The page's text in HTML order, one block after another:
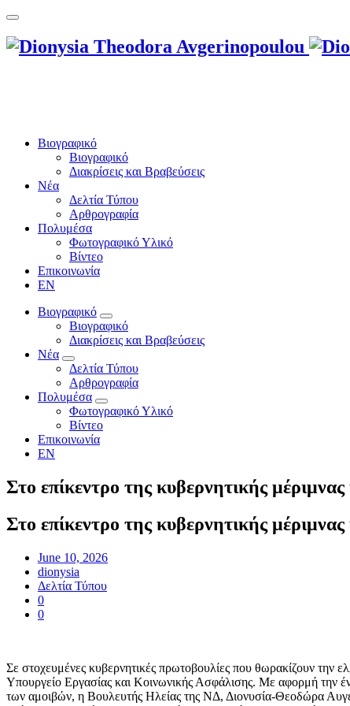
Βιογραφικό
Βιογραφικό
Διακρίσεις και Βραβεύσεις
Νέα
Δελτία Τύπου
Αρθρογραφία
Πολυμέσα
Φωτογραφικό Υλικό
Βίντεο
Επικοινωνία
EN
Βιογραφικό
Βιογραφικό
Διακρίσεις και Βραβεύσεις
Νέα
Δελτία Τύπου
Αρθρογραφία
Πολυμέσα
Φωτογραφικό Υλικό
Βίντεο
Επικοινωνία
EN
Στο επίκεντρο της κυβερνητικής
Στο επίκεντρο της κυβερνητικής
June 10, 2026
dionysia
Δελτία Τύπου
0
0
Σε στοχευμένες κυβερνητικές πρωτοβουλίες που θωρακίζουν την
Υπουργείο Εργασίας και Κοινωνικής Ασφάλισης. Με αφορμή την
των αμοιβών, η Βουλευτής Ηλείας της ΝΔ, Διονυσία-Θεοδώρα